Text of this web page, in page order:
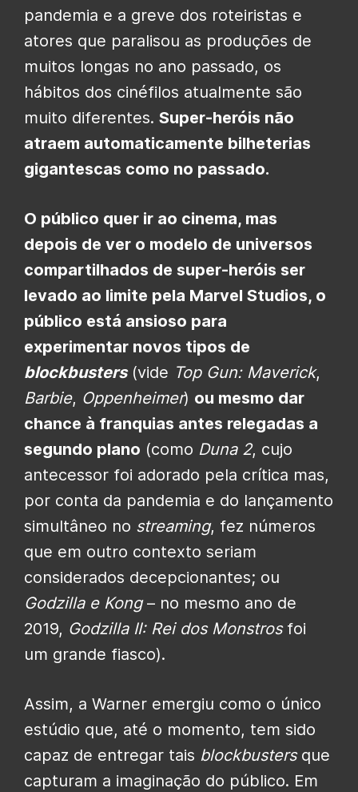
pandemia e a greve dos roteiristas e
atores que paralisou as produções de
muitos longas no ano passado, os
hábitos dos cinéfilos atualmente são
muito diferentes. Super-heróis não
atraem automaticamente bilheterias
gigantescas como no passado.
O público quer ir ao cinema, mas
depois de ver o modelo de universos
compartilhados de super-heróis ser
levado ao limite pela Marvel Studios, o
público está ansioso para
experimentar novos tipos de
blockbusters(vide Top Gun: Maverick,
Barbie, Oppenheimer) ou mesmo dar
chance à franquias antes relegadas a
segundo plano (como Duna 2, cujo
antecessor foi adorado pela crítica mas,
por conta da pandemia e do lançamento
simultâneo no streaming, fez números
que em outro contexto seriam
considerados decepcionantes; ou
Godzilla e Kong– no mesmo ano de
2019, Godzilla II: Rei dos Monstrosfoi
um grande fiasco).
Assim, a Warner emergiu como o único
estúdio que, até o momento, tem sido
capaz de entregar tais blockbustersque
capturam a imaginação do público. Em